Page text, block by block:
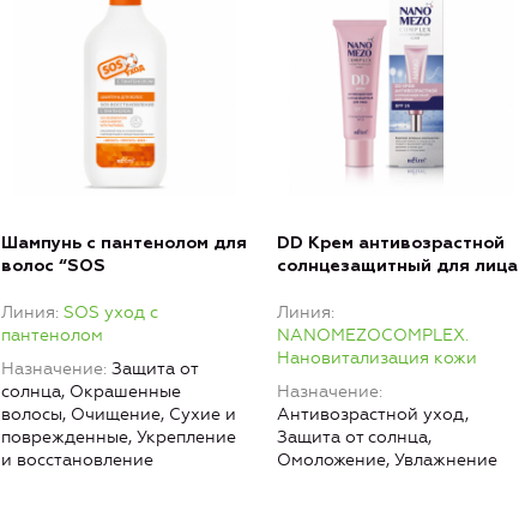
Шампунь с пантенолом для
волос “SOS
Линия SOS уход с
пантенолом
Назначение Защита от
солнца, Окрашенные
волосы, Очищение, Сухие и
поврежденные, Укрепление
и восстановление
DD Крем антивозрастной
солнцезащитный для лица
Линия
NANOMEZOCOMPLEX.
Нановитализация кожи
Назначение
Антивозрастной уход,
Защита от солнца,
Омоложение, Увлажнение